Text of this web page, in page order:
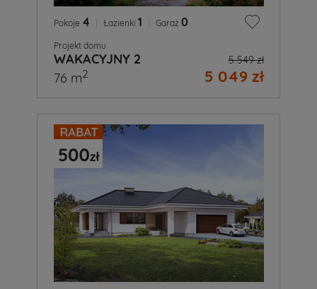
Pokoje 4 Łazienki 1 Garaż 0
Projekt domu
WAKACYJNY 2 5 549 zł
5 049 zł
76 m2